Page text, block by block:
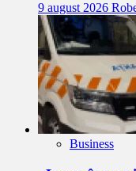
9 august 2026
Business